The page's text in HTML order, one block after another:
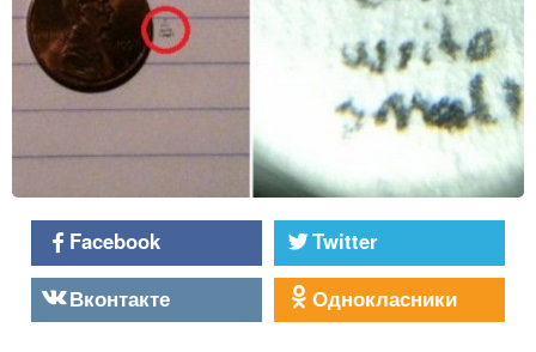
Facebook
Twitter
Вконтакте
Однокласники